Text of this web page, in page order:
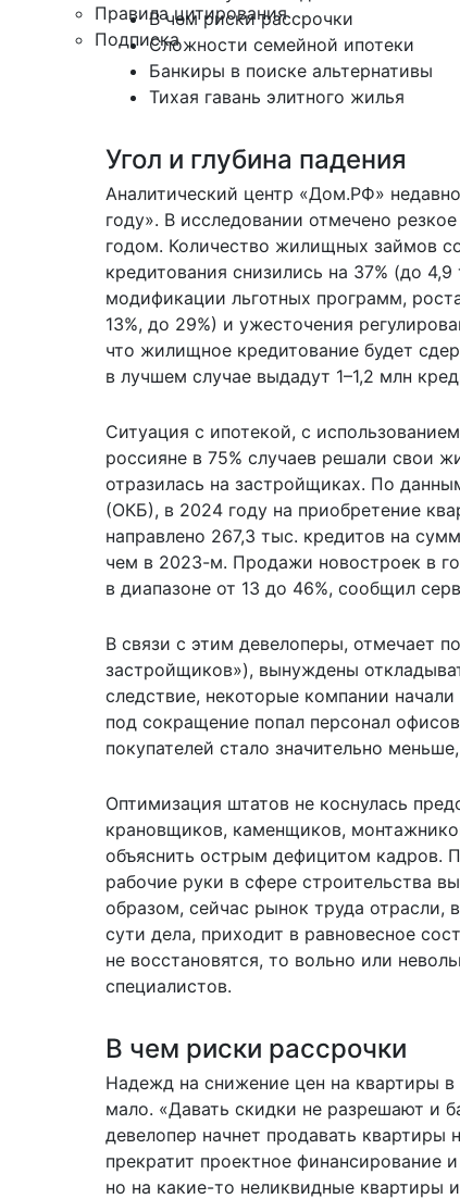
Правила цитирования
Подписка
В чем риски рассрочки
Сложности семейной ипотеки
Банкиры в поиске альтернативы
Тихая гавань элитного жилья
Угол и глубина падения
Аналитический центр «Дом.РФ»
году». В исследовании отмечено
годом. Количество жилищных займов
кредитования снизились на 37% (до
модификации льготных программ,
13%, до 29%) и ужесточения
что жилищное кредитование будет
в лучшем случае выдадут 1–1,2 млн
Ситуация с ипотекой, с
россияне в 75% случаев решали свои
отразилась на застройщиках. По
(ОКБ), в 2024 году на приобретение
направлено 267,3 тыс. кредитов на
чем в 2023-м. Продажи новостроек в
в диапазоне от 13 до 46%, сообщил
В связи с этим девелоперы, отмечает
застройщиков»), вынуждены
следствие, некоторые компании
под сокращение попал персонал
покупателей стало значительно
Оптимизация штатов не коснулась
крановщиков, каменщиков,
объяснить острым дефицитом кадров.
рабочие руки в сфере строительства
образом, сейчас рынок труда отрасли,
сути дела, приходит в равновесное
не восстановятся, то вольно или
специалистов.
В чем риски рассрочки
Надежд на снижение цен на квартиры в
мало. «Давать скидки не разрешают и
девелопер начнет продавать квартиры
прекратит проектное финансирование
но на какие-то неликвидные квартиры